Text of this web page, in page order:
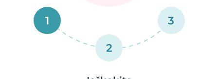
1
2
3